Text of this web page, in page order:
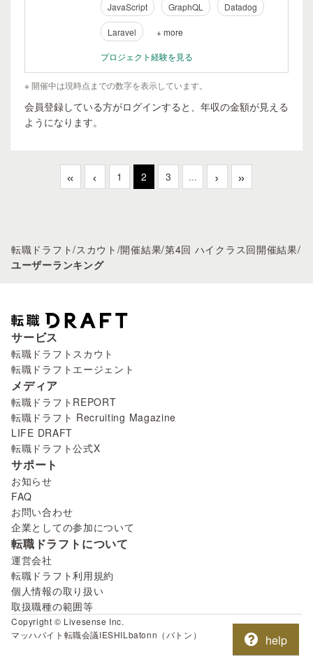
JavaScript GraphQL Datadog
Laravel + more
プロジェクト経験を見る
※ 開催中は現時点までの数字を表示しています。
会員登録している方がログインすると、年収の金額が見える
ようになります。
« ‹ 1 2 3 ... › »
転職ドラフト/スカウト /開催結果/第4回 ハイクラス回開催結果/
ユーザーランキング
サービス
転職ドラフトスカウト
転職ドラフトエージェント
メディア
転職ドラフトREPORT
転職ドラフト Recruiting Magazine
LIFE DRAFT
転職ドラフト公式X
サポート
お知らせ
FAQ
お問い合わせ
企業としての参加について
転職ドラフトについて
運営会社
転職ドラフト利用規約
個人情報の取り扱い
取扱職種の範囲等
Copyright © Livesense Inc.
マッハバイト 転職会議IESHIL batonn（バトン） help